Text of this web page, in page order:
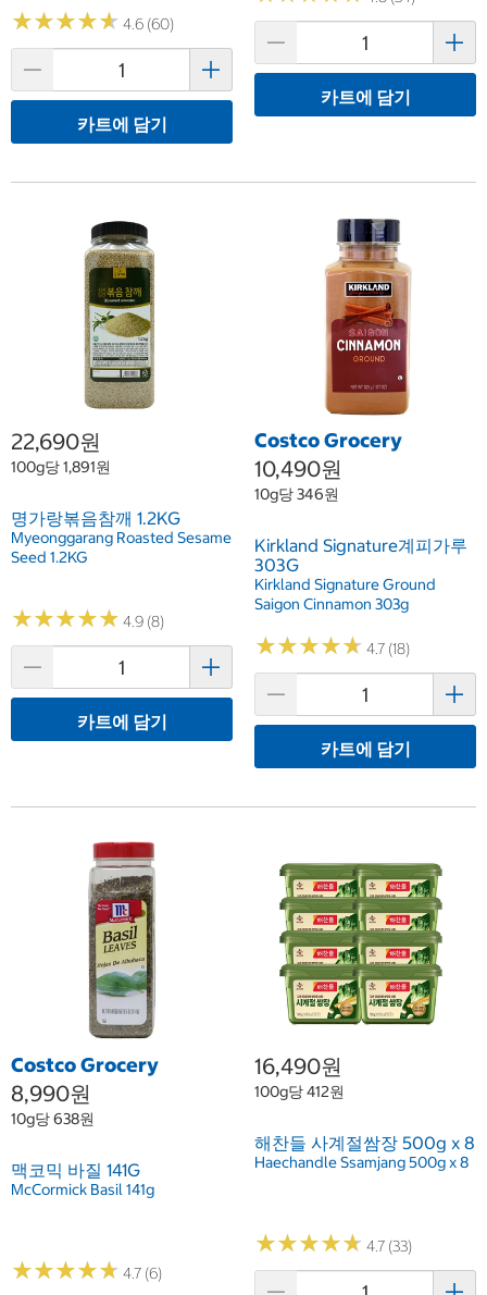
★★★★★
★★★★★ 4.6 (60)
카트에 담기
카트에 담기
22,690원
100g당 1,891원
명가랑볶음참깨 1.2KG
Myeonggarang Roasted Sesame
Seed 1.2KG
★★★★★
★★★★★ 4.9 (8)
카트에 담기
Costco Grocery
10,490원
10g당 346원
Kirkland Signature계피가루
303G
Kirkland Signature Ground
Saigon Cinnamon 303g
★★★★★
★★★★★ 4.7 (18)
카트에 담기
Costco Grocery
8,990원
10g당 638원
맥코믹 바질 141G
McCormick Basil 141g
★★★★★
★★★★★ 4.7 (6)
16,490원
100g당 412원
해찬들 사계절쌈장 500g x 8
Haechandle Ssamjang 500g x 8
★★★★★
★★★★★ 4.7 (33)